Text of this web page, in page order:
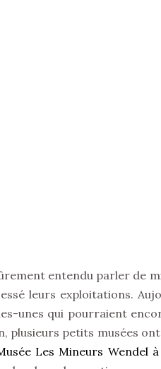
entendu parler de
leurs exploitations.
unes qui pourraient
plusieurs petits musées
Les Mineurs Wendel